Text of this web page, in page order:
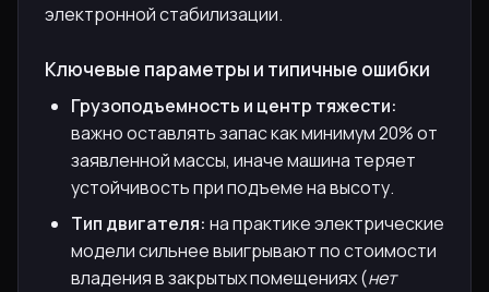
электронной стабилизации.
Ключевые параметры и типичные ошибки
Грузоподъемность и центр тяжести:
важно оставлять запас как минимум 20% от
заявленной массы, иначе машина теряет
устойчивость при подъеме на высоту.
Тип двигателя: на практике электрические
модели сильнее выигрывают по стоимости
владения в закрытых помещениях (нет